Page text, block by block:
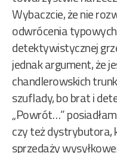
Wybaczcie, że nie
odwrócenia
detektywistycznej
jednak argument, że
chandlerowskich
szuflady, bo brat i
„Powrót…”
czy też dystrybutora,
sprzedaży